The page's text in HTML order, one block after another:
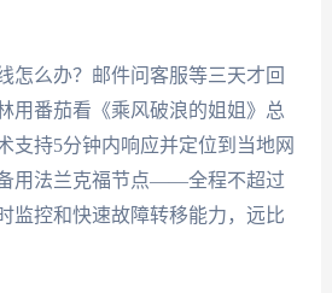
怎么办？邮件问客服等三天才回
用番茄看《乘风破浪的姐姐》总
支持5分钟内响应并定位到当地网
用法兰克福节点——全程不超过
监控和快速故障转移能力，远比